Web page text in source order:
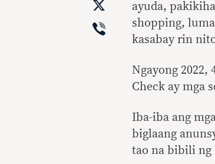
Viber
ayuda,
shopping,
kasabay rin
Ngayong 2022,
Check ay mga
Iba-iba ang
biglaang
tao na bibili ng